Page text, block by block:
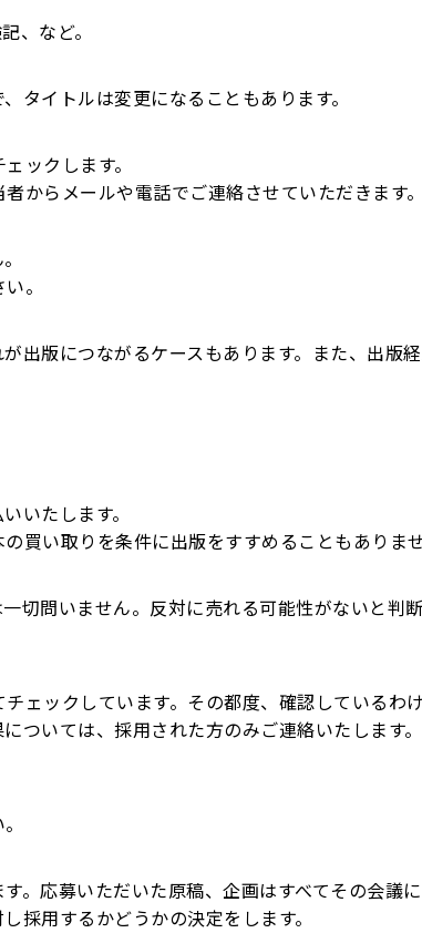
、など。
タイトルは変更になることもあります。
ックします。
からメールや電話でご連絡させていただきます。
。
出版につながるケースもあります。また、出版
いたします。
買い取りを条件に出版をすすめることもありませ
切問いません。反対に売れる可能性がないと判
ェックしています。その都度、確認しているわ
ついては、採用された方のみご連絡いたします
。応募いただいた原稿、企画はすべてその会議
採用するかどうかの決定をします。